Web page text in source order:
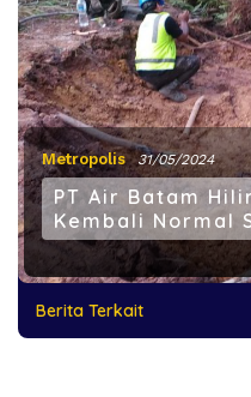
Metropolis 31/05/2024
PT Air Batam
Kembali Normal
Berita Terkait